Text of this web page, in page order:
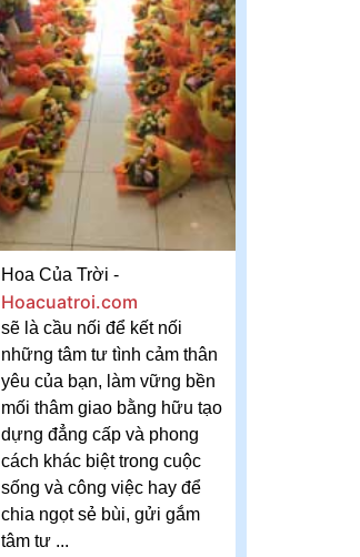
Hoa Của Trời -
Hoacuatroi.com
sẽ là cầu nối để kết nối
những tâm tư tình cảm thân
yêu của bạn, làm vững bền
mối thâm giao bằng hữu tạo
dựng đẳng cấp và phong
cách khác biệt trong cuộc
sống và công việc hay để
chia ngọt sẻ bùi, gửi gắm
tâm tư ...